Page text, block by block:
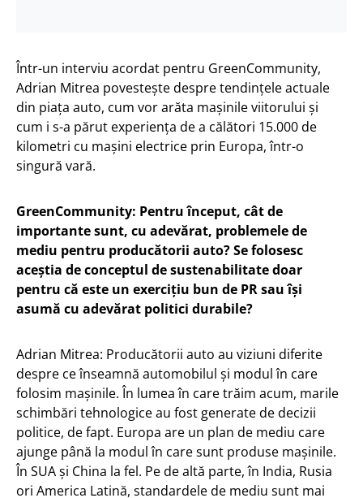
Într-un interviu acordat pentru GreenCommunity,
Adrian Mitrea povestește despre tendințele actuale
din piața auto, cum vor arăta mașinile viitorului și
cum i s-a părut experiența de a călători 15.000 de
kilometri cu mașini electrice prin Europa, într-o
singură vară.
GreenCommunity: Pentru început, cât de
importante sunt, cu adevărat, problemele de
mediu pentru producătorii auto? Se folosesc
aceștia de conceptul de sustenabilitate doar
pentru că este un exercițiu bun de PR sau își
asumă cu adevărat politici durabile?
Adrian Mitrea: Producătorii auto au viziuni diferite
despre ce înseamnă automobilul și modul în care
folosim mașinile. În lumea în care trăim acum, marile
schimbări tehnologice au fost generate de decizii
politice, de fapt. Europa are un plan de mediu care
ajunge până la modul în care sunt produse mașinile.
În SUA și China la fel. Pe de altă parte, în India, Rusia
ori America Latină, standardele de mediu sunt mai